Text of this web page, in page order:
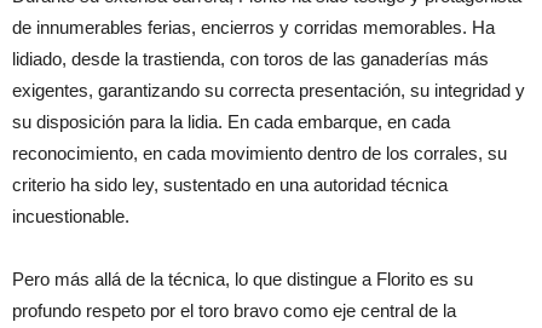
de innumerables ferias, encierros y corridas memorables. Ha
lidiado, desde la trastienda, con toros de las ganaderías más
exigentes, garantizando su correcta presentación, su integridad y
su disposición para la lidia. En cada embarque, en cada
reconocimiento, en cada movimiento dentro de los corrales, su
criterio ha sido ley, sustentado en una autoridad técnica
incuestionable.
Pero más allá de la técnica, lo que distingue a Florito es su
profundo respeto por el toro bravo como eje central de la